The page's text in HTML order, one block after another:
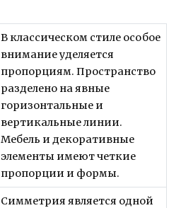
В классическом стиле особое
внимание уделяется
пропорциям. Пространство
разделено на явные
горизонтальные и
вертикальные линии.
Мебель и декоративные
элементы имеют четкие
пропорции и формы.
Симметрия является одной